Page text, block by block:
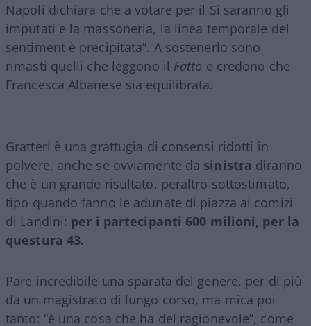
Napoli dichiara che a votare per il Si saranno gli
imputati e la massoneria, la linea temporale del
sentiment è precipitata”. A sostenerlo sono
rimasti quelli che leggono il Fatto e credono che
Francesca Albanese sia equilibrata.
Gratteri è una grattugia di consensi ridotti in
polvere, anche se ovviamente da sinistra diranno
che è un grande risultato, peraltro sottostimato,
tipo quando fanno le adunate di piazza ai comizi
di Landini: per i partecipanti 600 milioni, per la
questura 43.
Pare incredibile una sparata del genere, per di più
da un magistrato di lungo corso, ma mica poi
tanto: “è una cosa che ha del ragionevole”, come